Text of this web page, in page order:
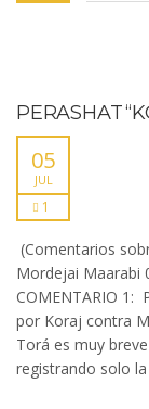
PERASHAT
05
JUL
1
(Comentarios
Mordejai Maarabi
COMENTARIO 1:
por Koraj contra
Torá es muy
registrando solo la